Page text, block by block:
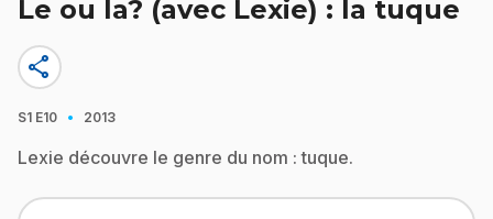
Le ou la? (avec Lexie) : la tuque
share
S1 E10 · 2013
Lexie découvre le genre du nom : tuque.